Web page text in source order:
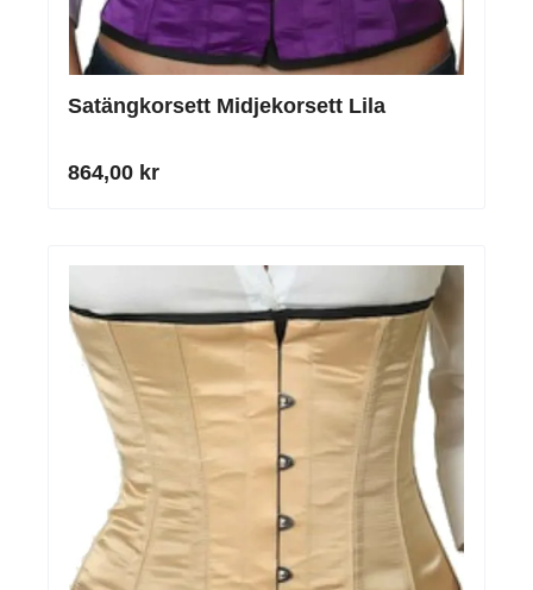
Satängkorsett Midjekorsett Lila
864,00 kr